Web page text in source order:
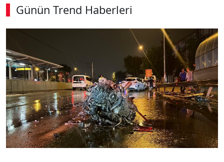
Günün Trend Haberleri
00:02 / 09:15
Sesi Aç